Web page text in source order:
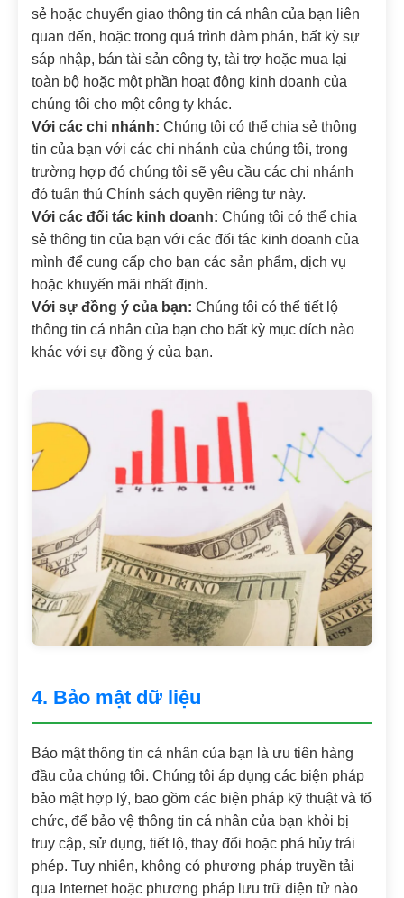
sẻ hoặc chuyển giao thông tin cá nhân của bạn liên
quan đến, hoặc trong quá trình đàm phán, bất kỳ sự
sáp nhập, bán tài sản công ty, tài trợ hoặc mua lại
toàn bộ hoặc một phần hoạt động kinh doanh của
chúng tôi cho một công ty khác.
Với các chi nhánh: Chúng tôi có thể chia sẻ thông
tin của bạn với các chi nhánh của chúng tôi, trong
trường hợp đó chúng tôi sẽ yêu cầu các chi nhánh
đó tuân thủ Chính sách quyền riêng tư này.
Với các đối tác kinh doanh: Chúng tôi có thể chia
sẻ thông tin của bạn với các đối tác kinh doanh của
mình để cung cấp cho bạn các sản phẩm, dịch vụ
hoặc khuyến mãi nhất định.
Với sự đồng ý của bạn: Chúng tôi có thể tiết lộ
thông tin cá nhân của bạn cho bất kỳ mục đích nào
khác với sự đồng ý của bạn.
4. Bảo mật dữ liệu
Bảo mật thông tin cá nhân của bạn là ưu tiên hàng
đầu của chúng tôi. Chúng tôi áp dụng các biện pháp
bảo mật hợp lý, bao gồm các biện pháp kỹ thuật và tổ
chức, để bảo vệ thông tin cá nhân của bạn khỏi bị
truy cập, sử dụng, tiết lộ, thay đổi hoặc phá hủy trái
phép. Tuy nhiên, không có phương pháp truyền tải
qua Internet hoặc phương pháp lưu trữ điện tử nào